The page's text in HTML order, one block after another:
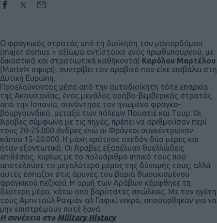
Ο φραγκικός στρατός υπό τη διοίκηση του μαγιορδόμου
(major domus = αξίωμα αντίστοιχο ενός πρωθυπουργού, με
δικαστικά και στρατιωτικά καθήκοντα) Καρόλου Μαρτέλου
(Martel= σφυρί), συντρίβει τον αραβικό που είχε εισβάλει στη
Δυτική Ευρώπη.
Προελαύνοντας μέσα από την αυτοδιοίκητη τότε επαρχία
της Ακουιτανίας, ένας μεγάλος αραβο-βερβερικός στρατός
από την Ισπανία, συνάντησε τον ηνωμένο φραγκο-
βουργουνδικό, μεταξύ των πόλεων Πουατιέ και Τουρ. Οι
Άραβες σύμφωνα με τις πηγές, πρέπει να αριθμούσαν περί
τους 20-25.000 άνδρες ενώ οι Φράγκοι συγκέντρωναν
κάπου 15-20.000. Η μάχη κράτησε σχεδόν δύο μέρες και
ήταν εξοντωτική. Οι Άραβες εξαπέλυαν θυελλώδεις
επιθέσεις, κυρίως με το πολυάριθμο ιππικό τους που
αποτελούσε το μεγαλύτερο μέρος της δύναμής τους, αλλά
αυτές έσπαζαν στις άμυνες του βαριά θωρακισμένου
φραγκικού πεζικού. Η ορμή των Αράβων κάμφθηκε τη
δεύτερη μέρα, κάτω από βαρύτατες απώλειες. Με τον ηγέτη
τους Αμπντούλ Ραχμάν αλ Γαφικί νεκρό, αποσύρθηκαν για να
μην επιστρέψουν ποτέ ξανά.
Η συνέχεια στο Military History